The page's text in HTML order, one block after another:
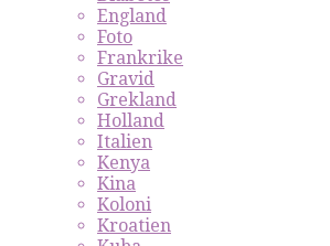
England
Foto
Frankrike
Gravid
Grekland
Holland
Italien
Kenya
Kina
Koloni
Kroatien